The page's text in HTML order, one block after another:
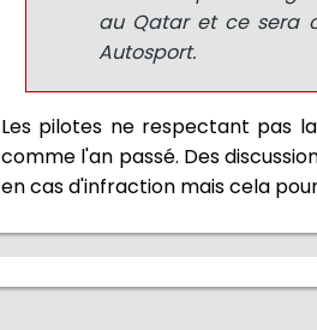
au Qatar et ce sera
Autosport.
Les pilotes ne respectant pas
comme l'an passé. Des
en cas d'infraction mais cela